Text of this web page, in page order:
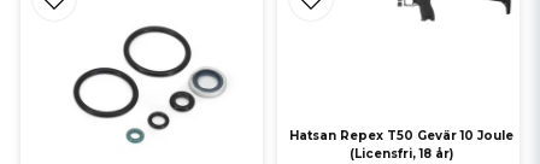
Hatsan Repex T50 Gevär 10 Joule
(Licensfri, 18 år)